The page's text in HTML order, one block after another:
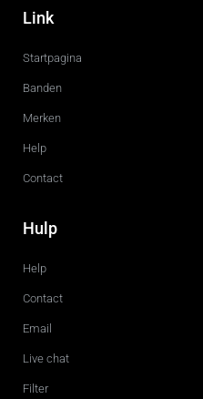
c
e
o
g
r
Link
Startpagina
Banden
Merken
Help
Contact
Hulp
Help
Contact
Email
Live chat
Filter